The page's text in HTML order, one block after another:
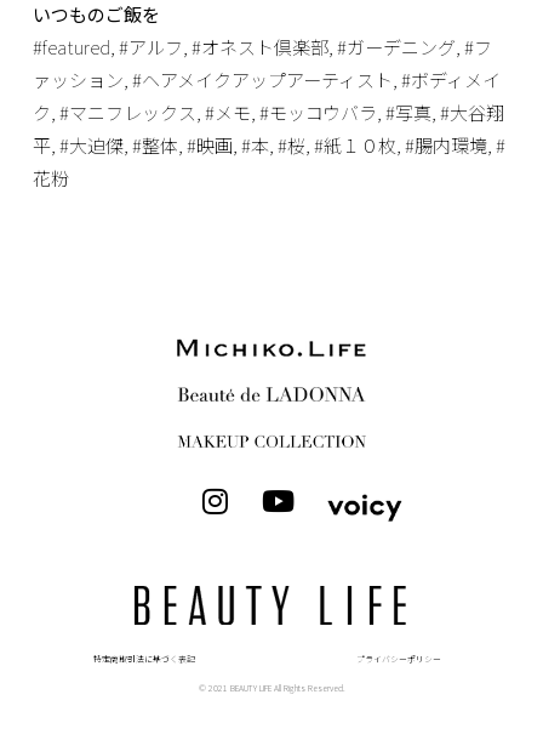
いつものご飯を
#featured,#アルフ,#オネスト倶楽部,#ガーデニング,#フ
ァッション,#ヘアメイクアップアーティスト,#ボディメイ
ク,#マニフレックス,#メモ,#モッコウバラ,#写真,#大谷翔
平,#大迫傑,#整体,#映画,#本,#桜,#紙１０枚,#腸内環境,#
花粉
I
n
a
g
a
Y
o
u
b
特定商取引法に基づく表記 プライバシーポリシー
© 2021 BEAUTY LIFE All Rights Reserved.